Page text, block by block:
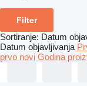
Filter
Sortiranje: Datum
Datum objavljivanja
prvo novi Godina